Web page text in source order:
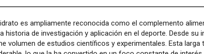
es ampliamente reconocida como el complemento
historia de investigación y aplicación en el deporte. Desde su
volumen de estudios científicos y experimentales. Esta